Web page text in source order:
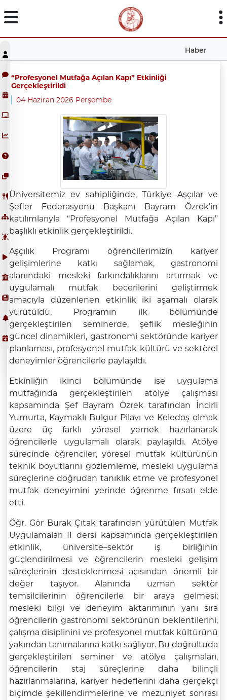
Haber
“Profesyonel Mutfağa Açılan Kapı” Etkinliği
Gerçekleştirildi
04 Haziran 2026 Perşembe
Üniversitemiz ev sahipliğinde, Türkiye Aşçılar ve
Şefler Federasyonu Başkanı Bayram Özrek’in
katılımlarıyla “Profesyonel Mutfağa Açılan Kapı”
başlıklı etkinlik gerçekleştirildi.
Aşçılık Programı öğrencilerimizin kariyer
gelişimlerine katkı sağlamak, gastronomi
alanındaki mesleki farkındalıklarını artırmak ve
uygulamalı mutfak becerilerini geliştirmek
amacıyla düzenlenen etkinlik iki aşamalı olarak
yürütüldü. Programın ilk bölümünde
gerçekleştirilen seminerde, şeflik mesleğinin
güncel dinamikleri, gastronomi sektöründe kariyer
planlaması, profesyonel mutfak kültürü ve sektörel
deneyimler öğrencilerle paylaşıldı.
Etkinliğin ikinci bölümünde ise uygulama
mutfağında gerçekleştirilen atölye çalışması
kapsamında Şef Bayram Özrek tarafından İncirli
Yumurta, Kaymaklı Bulgur Pilavı ve Keledoş olmak
üzere üç farklı yöresel yemek hazırlanarak
öğrencilerle uygulamalı olarak paylaşıldı. Atölye
sürecinde öğrenciler, yöresel mutfak kültürünün
teknik boyutlarını gözlemleme, mesleki uygulama
süreçlerine doğrudan tanıklık etme ve profesyonel
mutfak deneyimini yerinde öğrenme fırsatı elde
etti.
Öğr. Gör Burak Çıtak tarafından yürütülen Mutfak
Uygulamaları II dersi kapsamında gerçekleştirilen
etkinlik, üniversite–sektör iş birliğinin
güçlendirilmesi ve öğrencilerin mesleki gelişim
süreçlerinin desteklenmesi açısından önemli bir
değer taşıyor. Alanında uzman sektör
temsilcilerinin öğrencilerle bir araya gelmesi;
mesleki bilgi ve deneyim aktarımının yanı sıra
öğrencilerin gastronomi sektörünün beklentilerini,
çalışma disiplinini ve profesyonel mutfak kültürünü
yakından tanımalarına katkı sağlıyor. Bu doğrultuda
gerçekleştirilen seminer ve atölye çalışmaları,
öğrencilerin staj süreçlerine daha bilinçli
hazırlanmalarına, kariyer hedeflerini daha gerçekçi
biçimde şekillendirmelerine ve mezuniyet sonrası